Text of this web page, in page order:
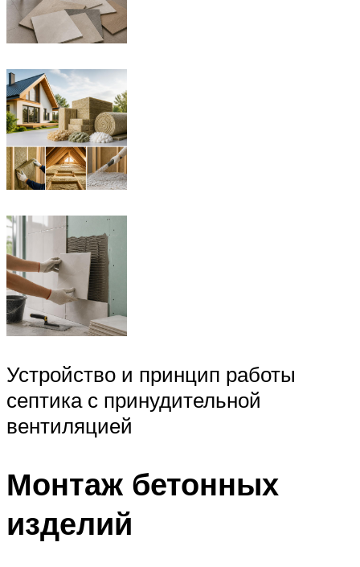
Устройство и принцип работы
септика с принудительной
вентиляцией
Монтаж бетонных
изделий